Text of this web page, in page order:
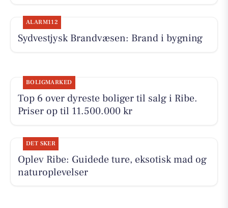
ALARM112
Sydvestjysk Brandvæsen: Brand i bygning
BOLIGMARKED
Top 6 over dyreste boliger til salg i Ribe.
Priser op til 11.500.000 kr
DET SKER
Oplev Ribe: Guidede ture, eksotisk mad og
naturoplevelser